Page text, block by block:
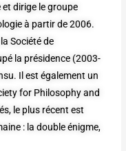
et dirige le groupe
à partir de 2006.
Société de
la présidence (2003-
Il est également un
for Philosophy and
le plus récent est
: la double énigme,